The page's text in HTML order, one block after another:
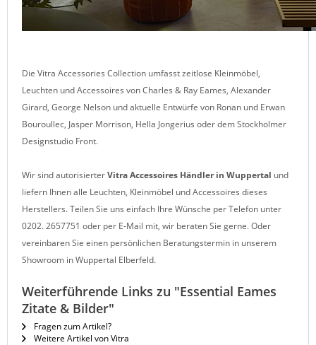
Die Vitra Accessories Collection umfasst zeitlose Kleinmöbel,
Leuchten und Accessoires vonCharles & Ray Eames, Alexander
Girard, George Nelson und aktuelle Entwürfe von Ronan und Erwan
Bouroullec, Jasper Morrison, Hella Jongerius oder dem Stockholmer
Designstudio Front.
Wir sind autorisierterVitra Accessoires Händler in Wuppertal und
liefern Ihnen alle Leuchten, Kleinmöbel und Accessoires dieses
Herstellers. Teilen Sie uns einfach Ihre Wünsche per Telefon unter
0202. 2657751 oder per E-Mail mit, wir beraten Sie gerne. Oder
vereinbaren Sie einen persönlichen Beratungstermin in unserem
Showroom in Wuppertal Elberfeld.
Weiterführende Links zu "Essential Eames
Zitate & Bilder"
Fragen zum Artikel?
Weitere Artikel von Vitra